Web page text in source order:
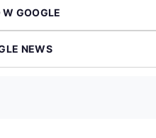
GOOGLE
NEWS